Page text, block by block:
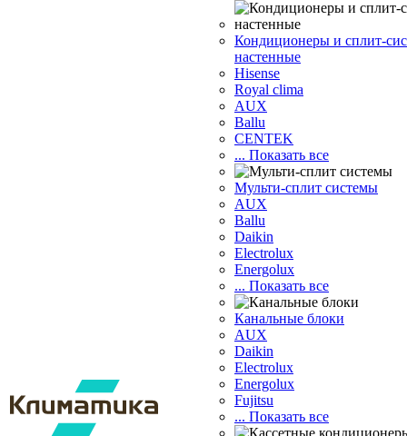
Кондиционеры и сплит-
настенные
Hisense
Royal clima
AUX
Ballu
CENTEK
... Показать все
Мульти-сплит системы
AUX
Ballu
Daikin
Electrolux
Energolux
... Показать все
Канальные блоки
AUX
Dаikin
Electrolux
Energolux
Fujitsu
... Показать все